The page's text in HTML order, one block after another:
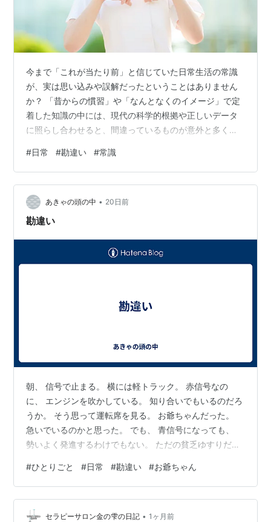
今まで「これが当たり前」と信じていた日常生活の常識
が、実は思い込みや誤解だったということはありません
か？ 「昔からの慣習」や「なんとなくのイメージ」で定
着した知識の中には、現代の科学的根拠や正しいデータ
に照らし合わせると、間違っているものが意外と多く存
「日常生活の常識10選」をピックアップし、正しい事実
とともに分かりやすく解説します。 ぜひこれまでの知識
を見直し、日々の暮らしをより豊かで正確なものにする
ヒントにしてみてください。 ***目次*** 1. 焦げたものを
食べるとがんになる？ 2. 水はたくさん飲むほど健康に良
#日常 #勘違い #常識
あきゃの頭の中 • 20日前
勘違い
朝、 信号で止まる。 横には軽トラック。 赤信号なの
に、 エンジンを吹かしている。 知り合いでもいるのだろ
うか。 そう思って運転席を見る。 お爺ちゃんだった。
急いでいるのかと思った。 でも、 青信号になっても、
勢いよく発進するわけでもない。 ただの貧乏ゆすりだっ
#ひとりごと #日常 #勘違い #お爺ちゃん
セラピーサロン金の雫の日記 • 1ヶ月前